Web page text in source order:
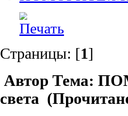
Страницы: [1]
Автор Тема:
света